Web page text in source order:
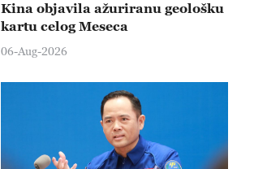
Kina objavila ažuriranu geološku
kartu celog Meseca
06-Aug-2026